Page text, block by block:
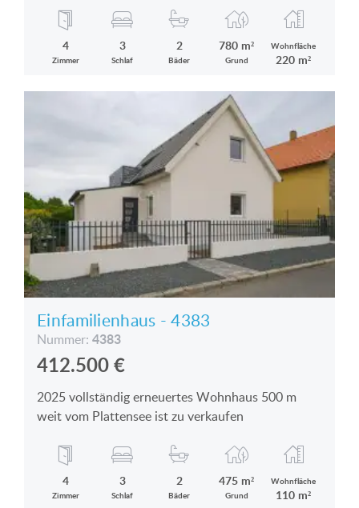
4
Zimmer
3
Schlaf
2
Bäder
780 m²
Grund
Wohnfläche
220 m²
Einfamilienhaus - 4383
Nummer: 4383
412.500€
2025 vollständig erneuertes Wohnhaus 500 m
weit vom Plattensee ist zu verkaufen
4
Zimmer
3
Schlaf
2
Bäder
475 m²
Grund
Wohnfläche
110 m²